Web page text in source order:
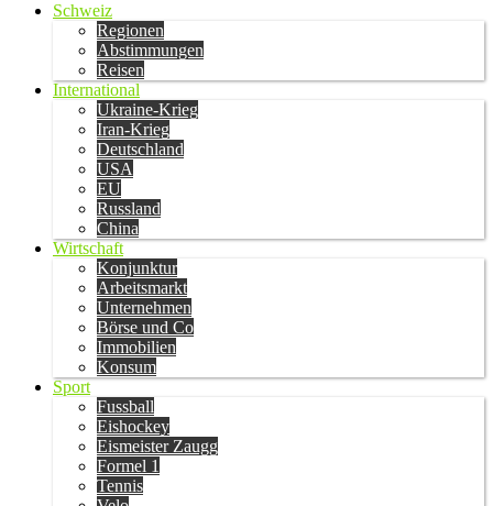
Schweiz
Regionen
Abstimmungen
Reisen
International
Ukraine-Krieg
Iran-Krieg
Deutschland
USA
EU
Russland
China
Wirtschaft
Konjunktur
Arbeitsmarkt
Unternehmen
Börse und Co
Immobilien
Konsum
Sport
Fussball
Eishockey
Eismeister Zaugg
Formel 1
Tennis